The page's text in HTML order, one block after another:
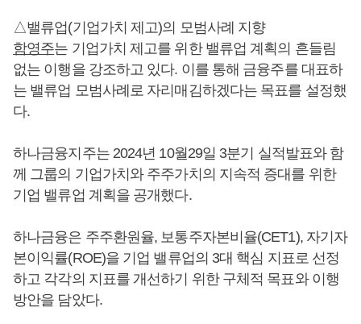
△밸류업(기업가치 제고)의 모범사례 지향
함영주는 기업가치 제고를 위한 밸류업 계획의 흔들림
없는 이행을 강조하고 있다. 이를 통해 금융주를 대표하
는 밸류업 모범사례로 자리매김하겠다는 목표를 설정했
다.
하나금융지주는 2024년 10월29일 3분기 실적발표와 함
께 그룹의 기업가치와 주주가치의 지속적 증대를 위한
기업 밸류업 계획을 공개했다.
하나금융은 주주환원율, 보통주자본비율(CET1), 자기자
본이익률(ROE)을 기업 밸류업의 3대 핵심 지표로 선정
하고 각각의 지표를 개선하기 위한 구체적 목표와 이행
방안을 담았다.